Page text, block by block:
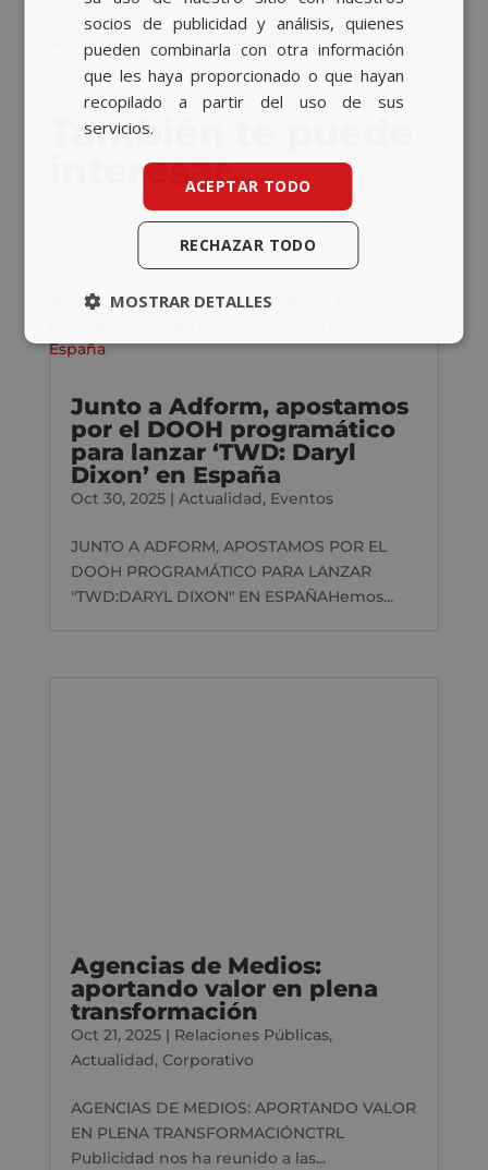
También te puede
interesar…
Junto a Adform, apostamos
por el DOOH programático
para lanzar ‘TWD: Daryl
Dixon’ en España
Oct 30, 2025| Actualidad, Eventos
JUNTO A ADFORM, APOSTAMOS POR EL
DOOH PROGRAMÁTICO PARA LANZAR
"TWD:DARYL DIXON" EN ESPAÑAHemos...
Agencias de Medios:
aportando valor en plena
transformación
Oct 21, 2025| Relaciones Públicas,
Actualidad, Corporativo
AGENCIAS DE MEDIOS: APORTANDO VALOR
EN PLENA TRANSFORMACIÓNCTRL
Publicidad nos ha reunido a las...
socios de publicidad y análisis, quienes
pueden combinarla con otra información
que les haya proporcionado o que hayan
recopilado a partir del uso de sus
servicios.
ACEPTAR TODO
RECHAZAR TODO
MOSTRAR DETALLES